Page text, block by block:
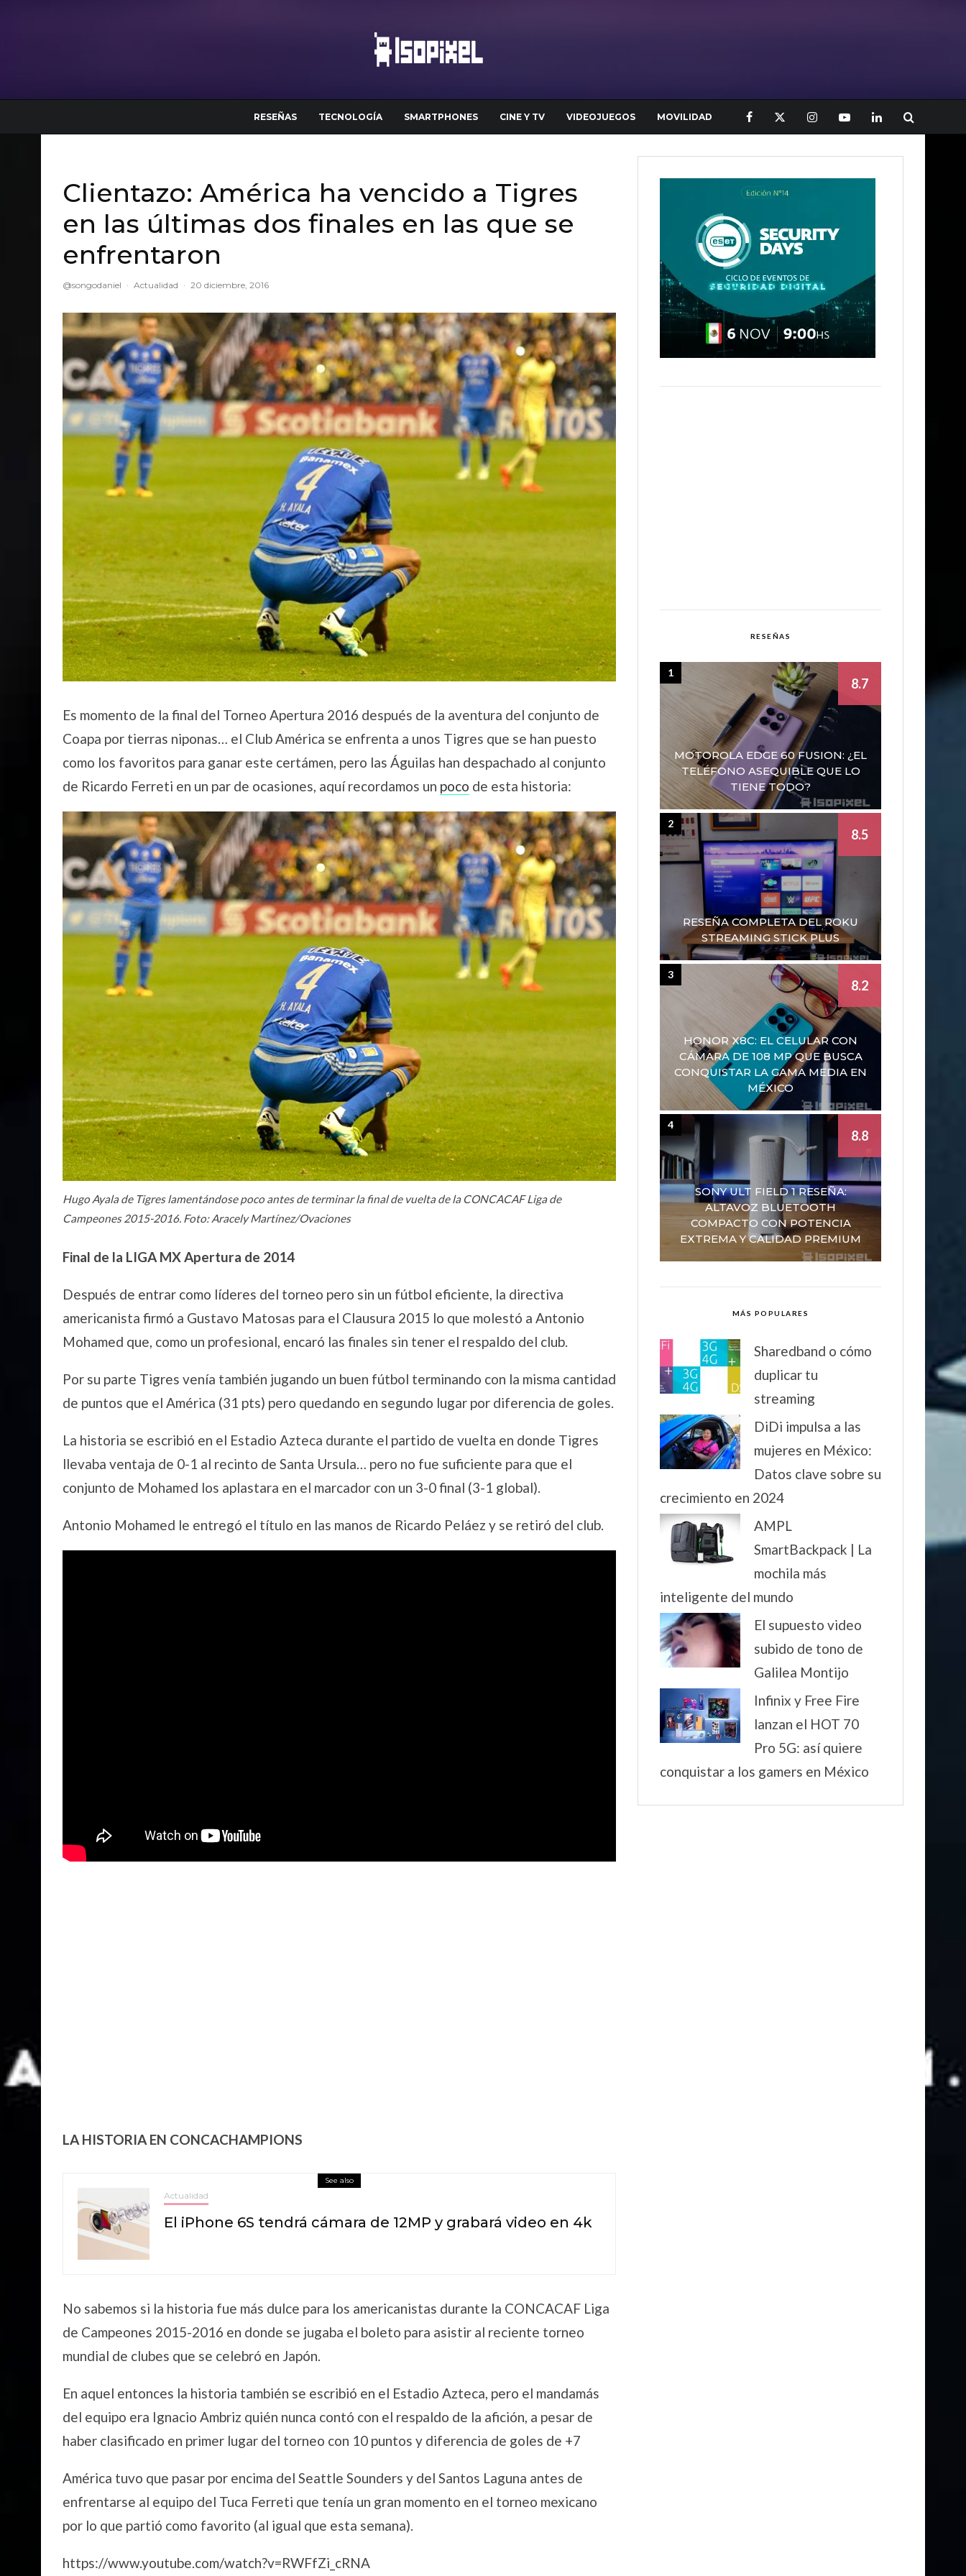
RESEÑAS TECNOLOGÍA SMARTPHONES CINE Y TV VIDEOJUEGOS MOVILIDAD
Clientazo: América ha vencido a Tigres
en las últimas dos finales en las que se
enfrentaron
@songodaniel · Actualidad · 20 diciembre, 2016
Es momento de la final del Torneo Apertura 2016 después de la aventura del conjunto de
Coapa por tierras niponas… el Club América se enfrenta a unos Tigres que se han puesto
como los favoritos para ganar este certámen, pero las Águilas han despachado al conjunto
de Ricardo Ferreti en un par de ocasiones, aquí recordamos un poco de esta historia:
Hugo Ayala de Tigres lamentándose poco antes de terminar la final de vuelta de la CONCACAF Liga de
Campeones 2015-2016. Foto: Aracely Martínez/Ovaciones
Final de la LIGA MX Apertura de 2014
Después de entrar como líderes del torneo pero sin un fútbol eficiente, la directiva
americanista firmó a Gustavo Matosas para el Clausura 2015 lo que molestó a Antonio
Mohamed que, como un profesional, encaró las finales sin tener el respaldo del club.
Por su parte Tigres venía también jugando un buen fútbol terminando con la misma cantidad
de puntos que el América (31 pts) pero quedando en segundo lugar por diferencia de goles.
La historia se escribió en el Estadio Azteca durante el partido de vuelta en donde Tigres
llevaba ventaja de 0-1 al recinto de Santa Ursula… pero no fue suficiente para que el
conjunto de Mohamed los aplastara en el marcador con un 3-0 final (3-1 global).
Antonio Mohamed le entregó el título en las manos de Ricardo Peláez y se retiró del club.
LA HISTORIA EN CONCACHAMPIONS
See also
Actualidad
El iPhone 6S tendrá cámara de 12MP y grabará video en 4k
No sabemos si la historia fue más dulce para los americanistas durante la CONCACAF Liga
de Campeones 2015-2016 en donde se jugaba el boleto para asistir al reciente torneo
mundial de clubes que se celebró en Japón.
En aquel entonces la historia también se escribió en el Estadio Azteca, pero el mandamás
del equipo era Ignacio Ambriz quién nunca contó con el respaldo de la afición, a pesar de
haber clasificado en primer lugar del torneo con 10 puntos y diferencia de goles de +7
América tuvo que pasar por encima del Seattle Sounders y del Santos Laguna antes de
enfrentarse al equipo del Tuca Ferreti que tenía un gran momento en el torneo mexicano
por lo que partió como favorito (al igual que esta semana).
https://www.youtube.com/watch?v=RWFfZi_cRNA
RESEÑAS
MOTOROLA EDGE 60 FUSION: ¿EL
TELÉFONO ASEQUIBLE QUE LO
TIENE TODO?
8.7
1
RESEÑA COMPLETA DEL ROKU
STREAMING STICK PLUS
8.5
2
HONOR X8C: EL CELULAR CON
CÁMARA DE 108 MP QUE BUSCA
CONQUISTAR LA GAMA MEDIA EN
MÉXICO
8.2
3
SONY ULT FIELD 1 RESEÑA:
ALTAVOZ BLUETOOTH
COMPACTO CON POTENCIA
EXTREMA Y CALIDAD PREMIUM
8.8
4
MÁS POPULARES
Sharedband o cómo
duplicar tu
streaming
DiDi impulsa a las
mujeres en México:
Datos clave sobre su
crecimiento en 2024
AMPL
SmartBackpack | La
mochila más
inteligente del mundo
El supuesto video
subido de tono de
Galilea Montijo
Infinix y Free Fire
lanzan el HOT 70
Pro 5G: así quiere
conquistar a los gamers en México